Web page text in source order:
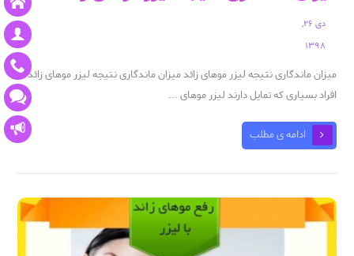
دی ۲۶,
۱۳۹۸
میزان ماندگاری نتیجه لیزر موهای زائد میزان ماندگاری نتیجه لیزر موهای زائد :
افراد بسیاری که تمایل دارند لیزر موهای ...
ادامه ی مطلب